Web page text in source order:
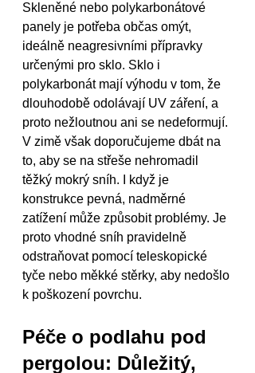
Skleněné nebo polykarbonátové
panely je potřeba občas omýt,
ideálně neagresivními přípravky
určenými pro sklo. Sklo i
polykarbonát mají výhodu v tom, že
dlouhodobě odolávají UV záření, a
proto nežloutnou ani se nedeformují.
V zimě však doporučujeme dbát na
to, aby se na střeše nehromadil
těžký mokrý sníh. I když je
konstrukce pevná, nadměrné
zatížení může způsobit problémy. Je
proto vhodné sníh pravidelně
odstraňovat pomocí teleskopické
tyče nebo měkké stěrky, aby nedošlo
k poškození povrchu.
Péče o podlahu pod
pergolou: Důležitý,